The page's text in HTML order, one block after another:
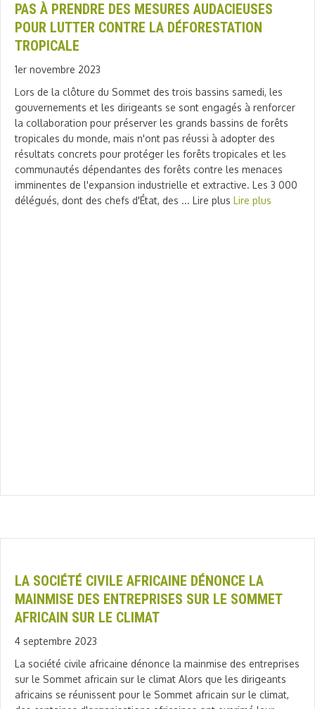
PAS À PRENDRE DES MESURES AUDACIEUSES
POUR LUTTER CONTRE LA DÉFORESTATION
TROPICALE
1er novembre 2023
Lors de la clôture du Sommet des trois bassins samedi, les
gouvernements et les dirigeants se sont engagés à renforcer
la collaboration pour préserver les grands bassins de forêts
tropicales du monde, mais n'ont pas réussi à adopter des
résultats concrets pour protéger les forêts tropicales et les
communautés dépendantes des forêts contre les menaces
imminentes de l'expansion industrielle et extractive. Les 3 000
délégués, dont des chefs d'État, des ... Lire plus Lire plus
LA SOCIÉTÉ CIVILE AFRICAINE DÉNONCE LA
MAINMISE DES ENTREPRISES SUR LE SOMMET
AFRICAIN SUR LE CLIMAT
4 septembre 2023
La société civile africaine dénonce la mainmise des entreprises
sur le Sommet africain sur le climat Alors que les dirigeants
africains se réunissent pour le Sommet africain sur le climat,